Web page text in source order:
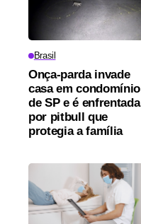
Brasil
Onça-parda invade
casa em condomínio
de SP e é enfrentada
por pitbull que
protegia a família